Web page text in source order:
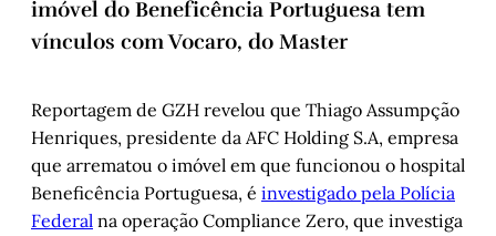
imóvel do Beneficência Portuguesa tem
vínculos com Vocaro, do Master
Reportagem de GZH revelou que Thiago Assumpção
Henriques, presidente da AFC Holding S.A, empresa
que arrematou o imóvel em que funcionou o hospital
Beneficência Portuguesa, é investigado pela Polícia
Federal na operação Compliance Zero, que investiga